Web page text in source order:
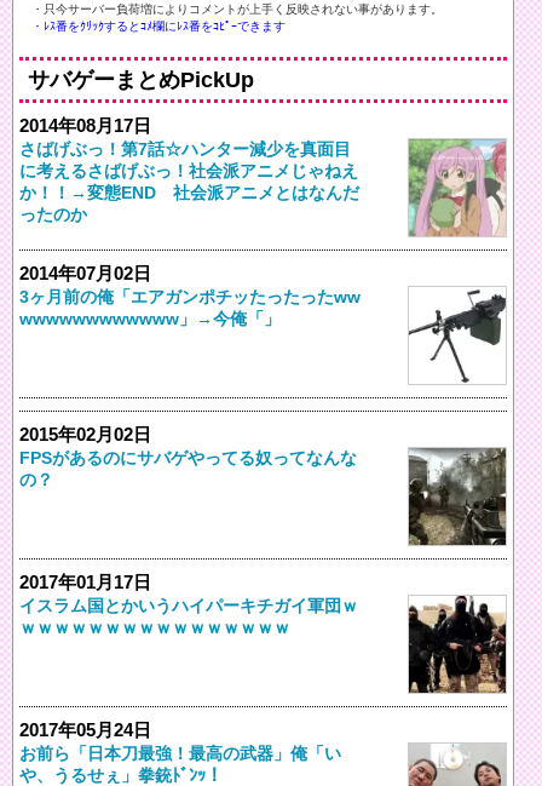
・只今サーバー負荷増によりコメントが上手く反映されない事があります。
・ﾚｽ番をｸﾘｯｸするとｺﾒ欄にﾚｽ番をｺﾋﾟｰできます
サバゲーまとめPickUp
2014年08月17日
さばげぶっ！第7話☆ハンター減少を真面目
に考えるさばげぶっ！社会派アニメじゃねえ
か！！→変態END 社会派アニメとはなんだ
ったのか
2014年07月02日
3ヶ月前の俺「エアガンポチッたったったww
wwwwwwwwwwww」→今俺「」
2015年02月02日
FPSがあるのにサバゲやってる奴ってなんな
の？
2017年01月17日
イスラム国とかいうハイパーキチガイ軍団ｗ
ｗｗｗｗｗｗｗｗｗｗｗｗｗｗｗｗ
2017年05月24日
お前ら「日本刀最強！最高の武器」俺「い
や、うるせぇ」拳銃ﾄﾞﾝｯ！